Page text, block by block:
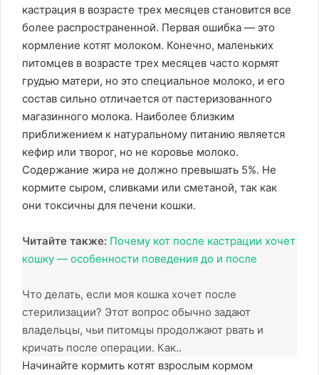
кастрация в возрасте трех месяцев становится все
более распространенной. Первая ошибка — это
кормление котят молоком. Конечно, маленьких
питомцев в возрасте трех месяцев часто кормят
грудью матери, но это специальное молоко, и его
состав сильно отличается от пастеризованного
магазинного молока. Наиболее близким
приближением к натуральному питанию является
кефир или творог, но не коровье молоко.
Содержание жира не должно превышать 5%. Не
кормите сыром, сливками или сметаной, так как
они токсичны для печени кошки.
Читайте также: Почему кот после кастрации хочет
кошку — особенности поведения до и после
Что делать, если моя кошка хочет после
стерилизации? Этот вопрос обычно задают
владельцы, чьи питомцы продолжают рвать и
кричать после операции. Как..
Начинайте кормить котят взрослым кормом